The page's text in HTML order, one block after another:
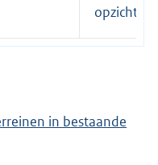
opzichter
in bestaande